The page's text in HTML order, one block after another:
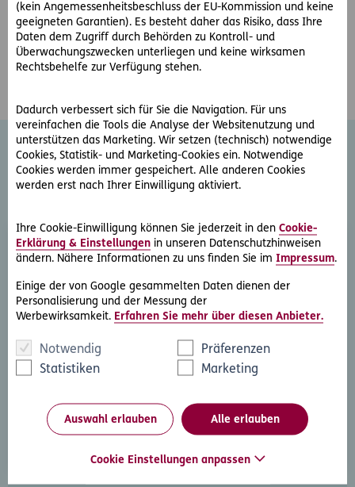
(kein Angemessenheitsbeschluss der EU-Kommission und keine
geeigneten Garantien). Es besteht daher das Risiko, dass Ihre
Daten dem Zugriff durch Behörden zu Kontroll- und
Überwachungszwecken unterliegen und keine wirksamen
Rechtsbehelfe zur Verfügung stehen.
Dadurch verbessert sich für Sie die Navigation. Für uns
vereinfachen die Tools die Analyse der Websitenutzung und
unterstützen das Marketing. Wir setzen (technisch) notwendige
Cookies, Statistik- und Marketing-Cookies ein. Notwendige
Cookies werden immer gespeichert. Alle anderen Cookies
werden erst nach Ihrer Einwilligung aktiviert.
Ihre Cookie-Einwilligung können Sie jederzeit in den Cookie-
Erklärung & Einstellungen in unseren Datenschutzhinweisen
ändern. Nähere Informationen zu uns finden Sie im Impressum.
Einige der von Google gesammelten Daten dienen der
Personalisierung und der Messung der
Werbewirksamkeit. Erfahren Sie mehr über diesen Anbieter.
Notwendig
Präferenzen
Statistiken
Marketing
Auswahl erlauben Alle erlauben
Cookie Einstellungen anpassen
Verwaltungsrecht
Verkehrsrecht
Strafrecht
Weitere Rechtsschutz-
Sie haben ein rechtliche Frage? Unsere Rechtsexperten
beantworten diese gerne und schnell.
Rechtsfrage stellen